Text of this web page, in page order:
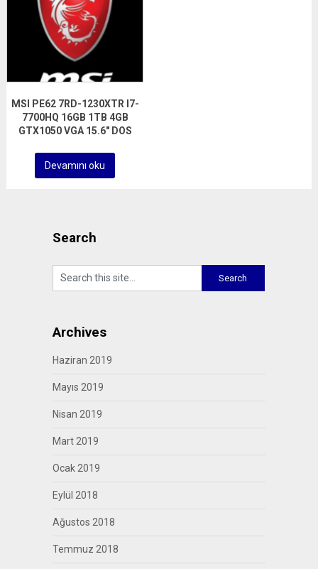
MSI PE62 7RD-1230XTR I7-
7700HQ 16GB 1TB 4GB
GTX1050 VGA 15.6″ DOS
Devamını oku
Search
Archives
Haziran 2019
Mayıs 2019
Nisan 2019
Mart 2019
Ocak 2019
Eylül 2018
Ağustos 2018
Temmuz 2018